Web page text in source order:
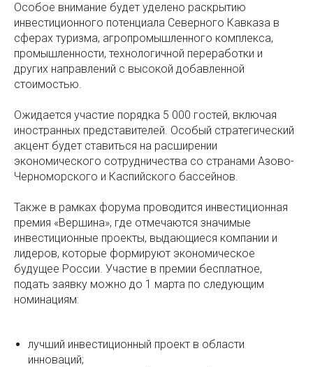
Особое внимание будет уделено раскрытию
инвестиционного потенциала Северного Кавказа в
сферах туризма, агропромышленного комплекса,
промышленности, технологичной переработки и
других направлений с высокой добавленной
стоимостью.
Ожидается участие порядка 5 000 гостей, включая
иностранных представителей. Особый стратегический
акцент будет ставиться на расширении
экономического сотрудничества со странами Азово-
Черноморского и Каспийского бассейнов.
Также в рамках форума проводится инвестиционная
премия «Вершина», где отмечаются значимые
инвестиционные проекты, выдающиеся компании и
лидеров, которые формируют экономическое
будущее России. Участие в премии бесплатное,
подать заявку можно до 1 марта по следующим
номинациям:
лучший инвестиционный проект в области
инноваций;